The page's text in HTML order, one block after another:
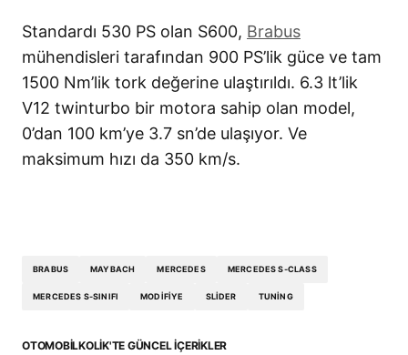
Standardı 530 PS olan S600, Brabus
mühendisleri tarafından 900 PS’lik güce ve tam
1500 Nm’lik tork değerine ulaştırıldı. 6.3 lt’lik
V12 twinturbo bir motora sahip olan model,
0’dan 100 km’ye 3.7 sn’de ulaşıyor. Ve
maksimum hızı da 350 km/s.
BRABUS MAYBACH MERCEDES MERCEDES S-CLASS
MERCEDES S-SINIFI MODIFIYE SLIDER TUNING
OTOMOBILKOLIK'TE GÜNCEL İÇERIKLER